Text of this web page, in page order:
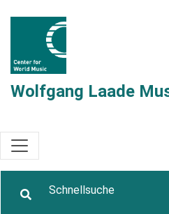
Wolfgang Laade